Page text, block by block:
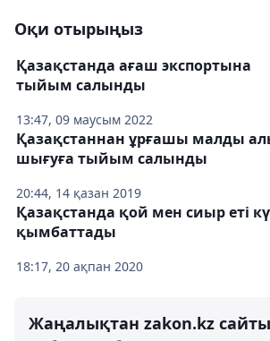
Оқи отырыңыз
13:47, 09 маусым 2022
Қазақстанда ағаш экспортына
тыйым салынды
20:44, 14 қазан 2019
Қазақстаннан ұрғашы малды
шығуға тыйым салынды
18:17, 20 ақпан 2020
Қазақстанда қой мен сиыр еті
қымбаттады
Жаңалықтан zakon.kz